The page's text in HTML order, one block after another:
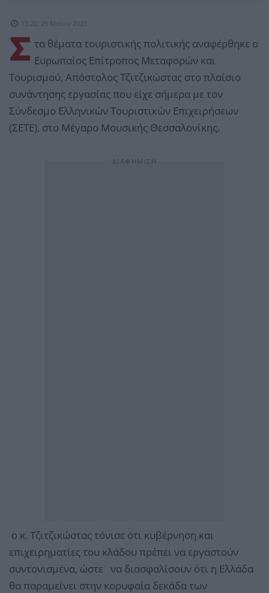
15:20, 29 Μαΐου 2025
Σ τα θέματα τουριστικής πολιτικής αναφέρθηκε ο
Ευρωπαίος Επίτροπος Μεταφορών και
Τουρισμού, Απόστολος Τζιτζικώστας στο πλαίσιο
συνάντησης εργασίας που είχε σήμερα με τον
Σύνδεσμο Ελληνικών Τουριστικών Επιχειρήσεων
(ΣΕΤΕ), στο Μέγαρο Μουσικής Θεσσαλονίκης.
ο κ. Τζιτζικώστας τόνισε ότι κυβέρνηση και
επιχειρηματίες του κλάδου πρέπει να εργαστούν
συντονισμένα, ώστε να διασφαλίσουν ότι η Ελλάδα
θα παραμείνει στην κορυφαία δεκάδα των